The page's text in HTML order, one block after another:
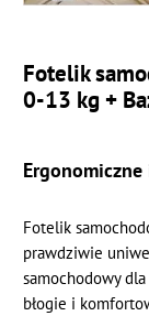
Fotelik
0-13 kg +
Fotelik
prawdziwie
samochodowy
błogie i